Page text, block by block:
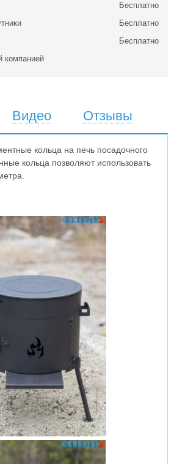
Бесплатно
Бесплатно
Бесплатно
компанией
Видео Отзывы
кольца на печь посадочного
кольца позволяют использовать